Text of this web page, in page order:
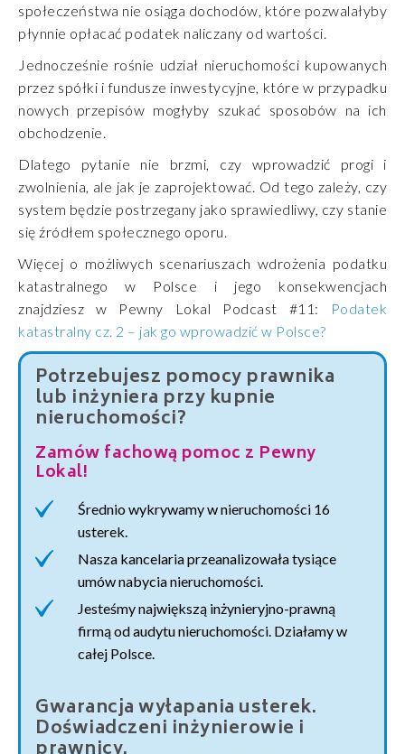
społeczeństwa nie osiąga dochodów, które pozwalałyby
płynnie opłacać podatek naliczany od wartości.
Jednocześnie rośnie udział nieruchomości kupowanych
przez spółki i fundusze inwestycyjne, które w przypadku
nowych przepisów mogłyby szukać sposobów na ich
obchodzenie.
Dlatego pytanie nie brzmi, czy wprowadzić progi i
zwolnienia, ale jak je zaprojektować. Od tego zależy, czy
system będzie postrzegany jako sprawiedliwy, czy stanie
się źródłem społecznego oporu.
Więcej o możliwych scenariuszach wdrożenia podatku
katastralnego w Polsce i jego konsekwencjach
znajdziesz w Pewny Lokal Podcast #11:
Podatek
katastralny cz. 2 – jak go wprowadzić w Polsce?
Potrzebujesz pomocy prawnika
lub inżyniera przy kupnie
nieruchomości?
Zamów fachową pomoc z Pewny
Lokal!
Średnio wykrywamy w nieruchomości 16
usterek.
Nasza kancelaria przeanalizowała tysiące
umów nabycia nieruchomości.
Jesteśmy największą inżynieryjno-prawną
firmą od audytu nieruchomości. Działamy w
całej Polsce.
Gwarancja wyłapania usterek.
Doświadczeni inżynierowie i